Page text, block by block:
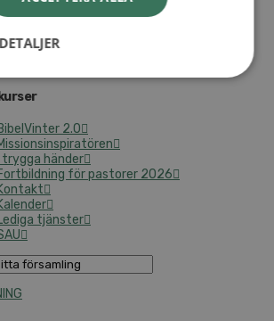
Akademi för Ledarskap och Teologi
Mullsjö folkhögskola
2.0
I trygga händer
för pastorer 2026
tjänster